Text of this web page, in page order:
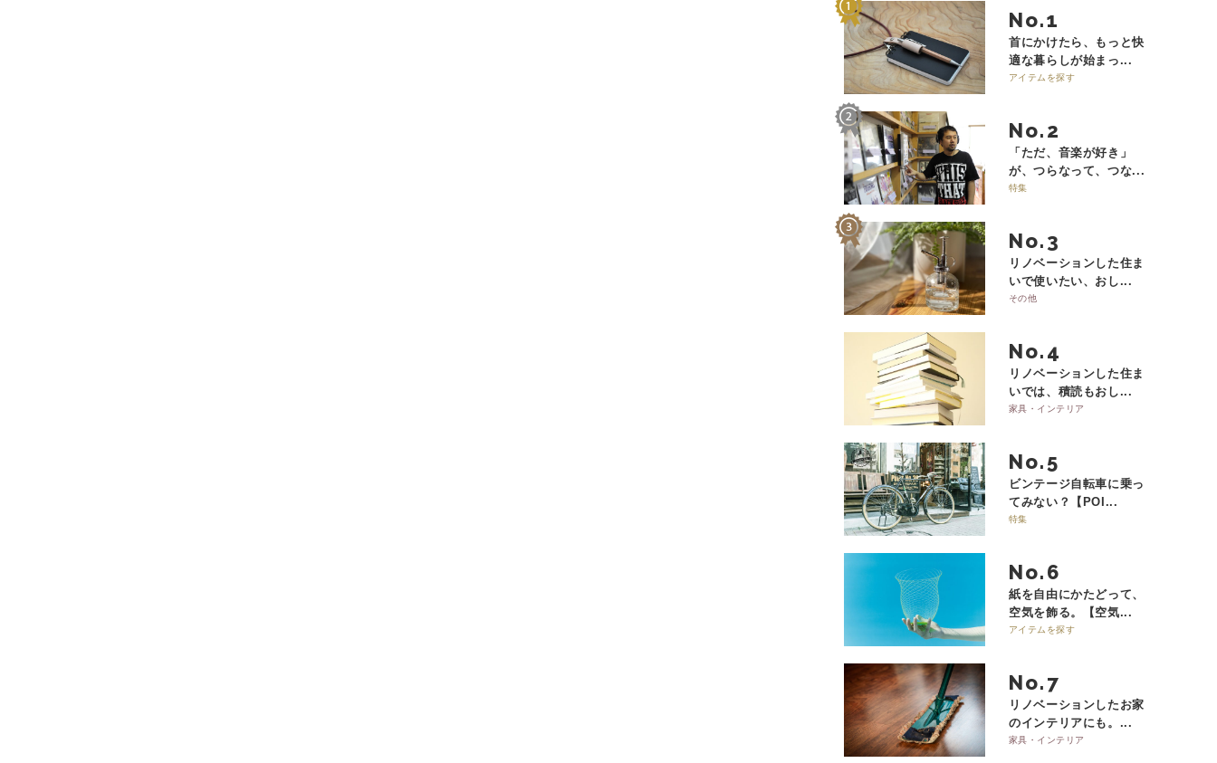
No.
首にかけたら、もっと快
適な暮らしが始まっ...
アイテムを探す
No.
「ただ、音楽が好き」
が、つらなって、つな...
特集
No.
リノベーションした住ま
いで使いたい、おし...
その他
No.
リノベーションした住ま
いでは、積読もおし...
家具・インテリア
No.
ビンテージ自転車に乗っ
てみない？【POI...
特集
No.
紙を自由にかたどって、
空気を飾る。【空気...
アイテムを探す
No.
リノベーションしたお家
のインテリアにも。...
家具・インテリア